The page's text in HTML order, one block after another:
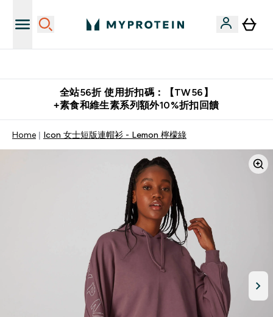
全站56折 使用折扣碼：【TW56】
+素食和維生素系列額外10%折扣回饋
Home Icon 女士短版連帽衫 - Lemon 檸檬綠